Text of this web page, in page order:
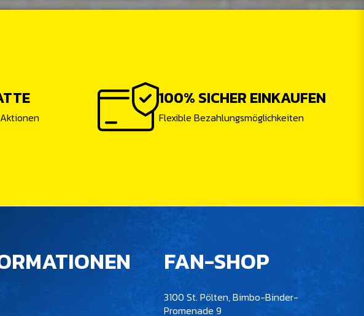
100% SICHER EINKAUFEN
Flexible Bezahlungsmöglichkeiten
FAN-SHOP
3100 St. Pölten, Bimbo-Binder-
Promenade 9